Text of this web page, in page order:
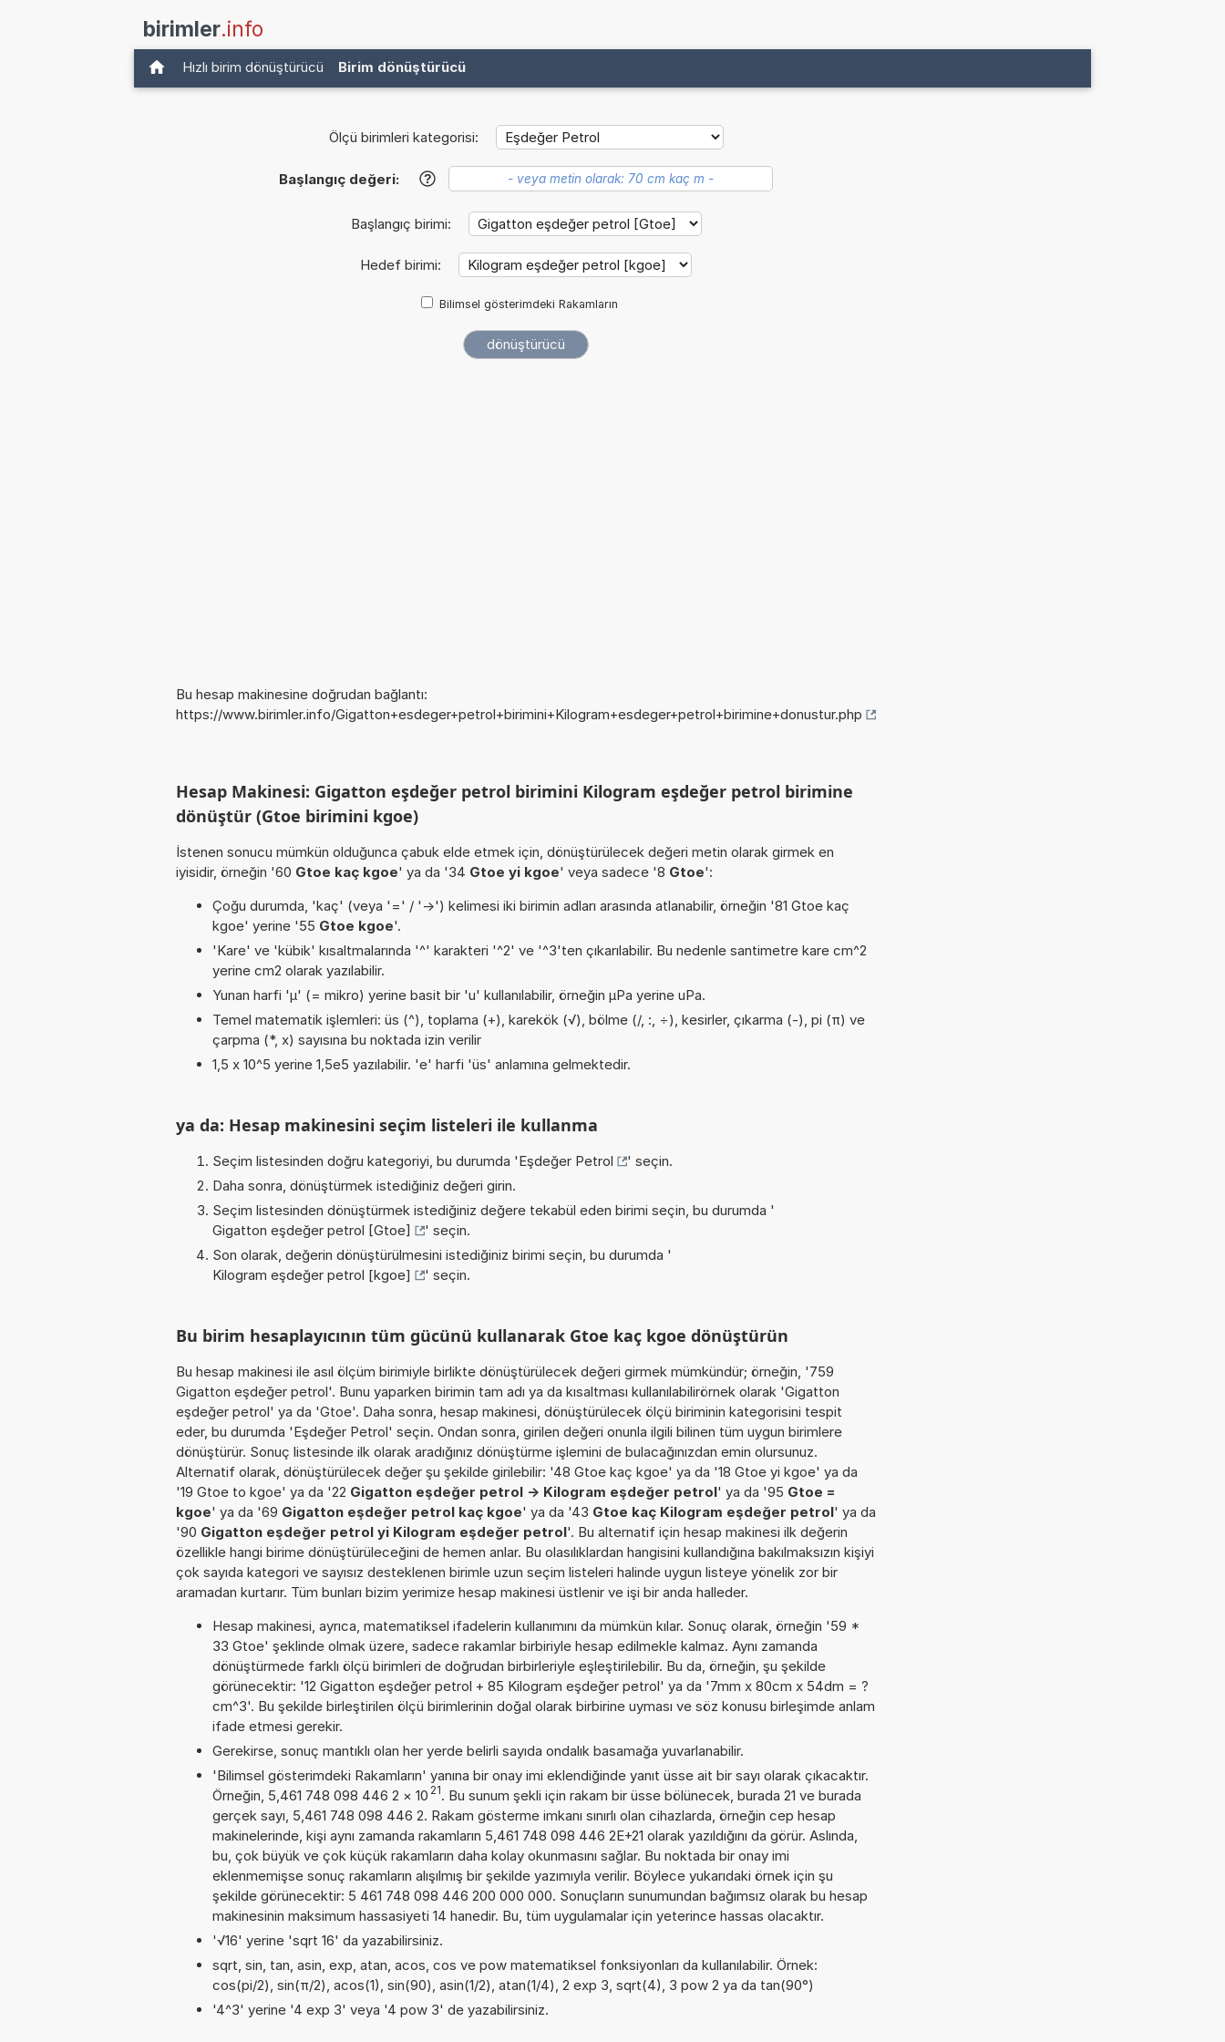
birimler.info
Hızlı birim dönüştürücü Birim dönüştürücü
Ölçü birimleri kategorisi:
Başlangıç değeri: ?
Başlangıç birimi:
Hedef birimi:
Bilimsel gösterimdeki Rakamların
Bu hesap makinesine doğrudan bağlantı:
https://www.birimler.info/Gigatton+esdeger+petrol+birimini+Kilogram+esdeger+petrol+birimine+donustur.php
Hesap Makinesi: Gigatton eşdeğer petrol birimini Kilogram eşdeğer petrol birimine
dönüştür (Gtoe birimini kgoe)
İstenen sonucu mümkün olduğunca çabuk elde etmek için, dönüştürülecek değeri metin olarak girmek en
iyisidir, örneğin '60 Gtoe kaç kgoe' ya da '34 Gtoe yi kgoe' veya sadece '8 Gtoe':
Çoğu durumda, 'kaç' (veya '=' / '->') kelimesi iki birimin adları arasında atlanabilir, örneğin '81 Gtoe kaç
kgoe' yerine '55 Gtoe kgoe'.
'Kare' ve 'kübik' kısaltmalarında '^' karakteri '^2' ve '^3'ten çıkarılabilir. Bu nedenle santimetre kare cm^2
yerine cm2 olarak yazılabilir.
Yunan harfi 'µ' (= mikro) yerine basit bir 'u' kullanılabilir, örneğin µPa yerine uPa.
Temel matematik işlemleri: üs (^), toplama (+), karekök (√), bölme (/, :, ÷), kesirler, çıkarma (-), pi (π) ve
çarpma (*, x) sayısına bu noktada izin verilir
1,5 x 10^5 yerine 1,5e5 yazılabilir. 'e' harfi 'üs' anlamına gelmektedir.
ya da: Hesap makinesini seçim listeleri ile kullanma
Seçim listesinden doğru kategoriyi, bu durumda 'Eşdeğer Petrol
' seçin.
Daha sonra, dönüştürmek istediğiniz değeri girin.
Seçim listesinden dönüştürmek istediğiniz değere tekabül eden birimi seçin, bu durumda '
Gigatton eşdeğer petrol [Gtoe]
' seçin.
Son olarak, değerin dönüştürülmesini istediğiniz birimi seçin, bu durumda '
Kilogram eşdeğer petrol [kgoe]
' seçin.
Bu birim hesaplayıcının tüm gücünü kullanarak Gtoe kaç kgoe dönüştürün
Bu hesap makinesi ile asıl ölçüm birimiyle birlikte dönüştürülecek değeri girmek mümkündür; örneğin, '759
Gigatton eşdeğer petrol'. Bunu yaparken birimin tam adı ya da kısaltması kullanılabilirörnek olarak 'Gigatton
eşdeğer petrol' ya da 'Gtoe'. Daha sonra, hesap makinesi, dönüştürülecek ölçü biriminin kategorisini tespit
eder, bu durumda 'Eşdeğer Petrol' seçin. Ondan sonra, girilen değeri onunla ilgili bilinen tüm uygun birimlere
dönüştürür. Sonuç listesinde ilk olarak aradığınız dönüştürme işlemini de bulacağınızdan emin olursunuz.
Alternatif olarak, dönüştürülecek değer şu şekilde girilebilir: '48 Gtoe kaç kgoe' ya da '18 Gtoe yi kgoe' ya da
'19 Gtoe to kgoe' ya da '22 Gigatton eşdeğer petrol -> Kilogram eşdeğer petrol' ya da '95 Gtoe =
kgoe' ya da '69 Gigatton eşdeğer petrol kaç kgoe' ya da '43 Gtoe kaç Kilogram eşdeğer petrol' ya da
'90 Gigatton eşdeğer petrol yi Kilogram eşdeğer petrol'. Bu alternatif için hesap makinesi ilk değerin
özellikle hangi birime dönüştürüleceğini de hemen anlar. Bu olasılıklardan hangisini kullandığına bakılmaksızın kişiyi
çok sayıda kategori ve sayısız desteklenen birimle uzun seçim listeleri halinde uygun listeye yönelik zor bir
aramadan kurtarır. Tüm bunları bizim yerimize hesap makinesi üstlenir ve işi bir anda halleder.
Hesap makinesi, ayrıca, matematiksel ifadelerin kullanımını da mümkün kılar. Sonuç olarak, örneğin '59 *
33 Gtoe' şeklinde olmak üzere, sadece rakamlar birbiriyle hesap edilmekle kalmaz. Aynı zamanda
dönüştürmede farklı ölçü birimleri de doğrudan birbirleriyle eşleştirilebilir. Bu da, örneğin, şu şekilde
görünecektir: '12 Gigatton eşdeğer petrol + 85 Kilogram eşdeğer petrol' ya da '7mm x 80cm x 54dm = ?
cm^3'. Bu şekilde birleştirilen ölçü birimlerinin doğal olarak birbirine uyması ve söz konusu birleşimde anlam
ifade etmesi gerekir.
Gerekirse, sonuç mantıklı olan her yerde belirli sayıda ondalık basamağa yuvarlanabilir.
'Bilimsel gösterimdeki Rakamların' yanına bir onay imi eklendiğinde yanıt üsse ait bir sayı olarak çıkacaktır.
Örneğin, 5,461 748 098 446 2 × 10 21. Bu sunum şekli için rakam bir üsse bölünecek, burada 21 ve burada
gerçek sayı, 5,461 748 098 446 2. Rakam gösterme imkanı sınırlı olan cihazlarda, örneğin cep hesap
makinelerinde, kişi aynı zamanda rakamların 5,461 748 098 446 2E+21 olarak yazıldığını da görür. Aslında,
bu, çok büyük ve çok küçük rakamların daha kolay okunmasını sağlar. Bu noktada bir onay imi
eklenmemişse sonuç rakamların alışılmış bir şekilde yazımıyla verilir. Böylece yukarıdaki örnek için şu
şekilde görünecektir: 5 461 748 098 446 200 000 000. Sonuçların sunumundan bağımsız olarak bu hesap
makinesinin maksimum hassasiyeti 14 hanedir. Bu, tüm uygulamalar için yeterince hassas olacaktır.
'√16' yerine 'sqrt 16' da yazabilirsiniz.
sqrt, sin, tan, asin, exp, atan, acos, cos ve pow matematiksel fonksiyonları da kullanılabilir. Örnek:
cos(pi/2), sin(π/2), acos(1), sin(90), asin(1/2), atan(1/4), 2 exp 3, sqrt(4), 3 pow 2 ya da tan(90°)
'4^3' yerine '4 exp 3' veya '4 pow 3' de yazabilirsiniz.